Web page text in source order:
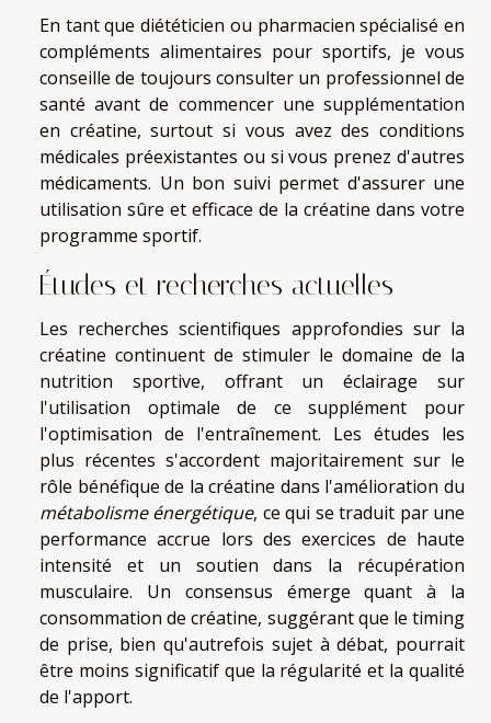
En tant que diététicien ou pharmacien spécialisé en
compléments alimentaires pour sportifs, je vous
conseille de toujours consulter un professionnel de
santé avant de commencer une supplémentation
en créatine, surtout si vous avez des conditions
médicales préexistantes ou si vous prenez d'autres
médicaments. Un bon suivi permet d'assurer une
utilisation sûre et efficace de la créatine dans votre
programme sportif.
Études et recherches actuelles
Les recherches scientifiques approfondies sur la
créatine continuent de stimuler le domaine de la
nutrition sportive, offrant un éclairage sur
l'utilisation optimale de ce supplément pour
l'optimisation de l'entraînement. Les études les
plus récentes s'accordent majoritairement sur le
rôle bénéfique de la créatine dans l'amélioration du
métabolisme énergétique, ce qui se traduit par une
performance accrue lors des exercices de haute
intensité et un soutien dans la récupération
musculaire. Un consensus émerge quant à la
consommation de créatine, suggérant que le timing
de prise, bien qu'autrefois sujet à débat, pourrait
être moins significatif que la régularité et la qualité
de l'apport.